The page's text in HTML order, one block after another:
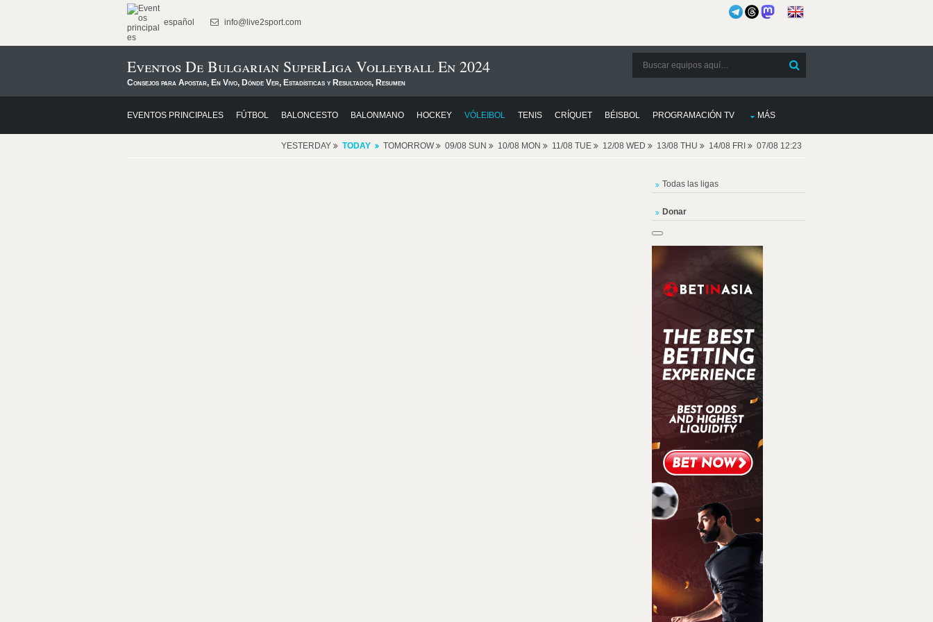
español info@live2sport.com
Eventos De Bulgarian SuperLiga Volleyball En 2024
Consejos para Apostar, En Vivo, Dónde Ver, Estadísticas y Resultados, Resumen
EVENTOS PRINCIPALES FÚTBOL BALONCESTO BALONMANO HOCKEY VÓLEIBOL TENIS CRÍQUET BÉISBOL PROGRAMACIÓN TV MÁS
YESTERDAY TODAY TOMORROW 09/08 SUN 10/08 MON 11/08 TUE 12/08 WED 13/08 THU 14/08 FRI 07/08 12:23
Todas las ligas
Donar